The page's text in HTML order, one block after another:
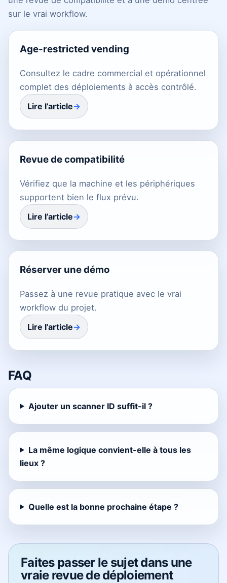
sur le vrai workflow.
Age-restricted vending
Consultez le cadre commercial et opérationnel
complet des déploiements à accès contrôlé.
Lire l’article
Revue de compatibilité
Vérifiez que la machine et les périphériques
supportent bien le flux prévu.
Lire l’article
Réserver une démo
Passez à une revue pratique avec le vrai
workflow du projet.
Lire l’article
FAQ
Ajouter un scanner ID suffit-il ?
La même logique convient-elle à tous les
lieux ?
Quelle est la bonne prochaine étape ?
Faites passer le sujet dans une
vraie revue de déploiement